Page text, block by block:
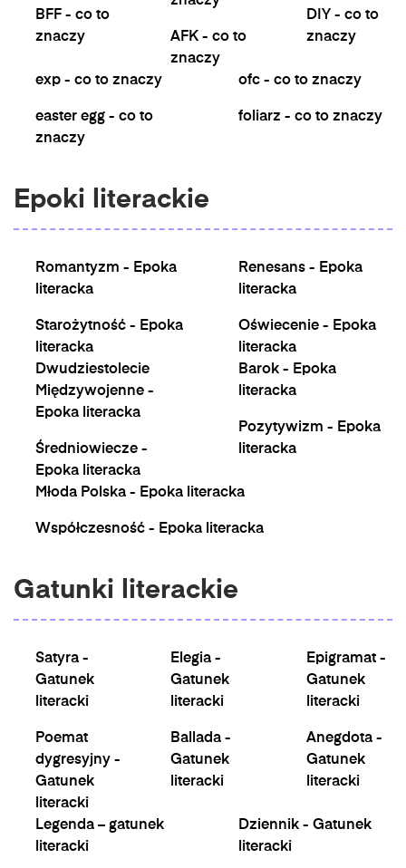
BFF - co to
znaczy
AFK - co to
znaczy
DIY - co to
znaczy
exp - co to znaczy
easter egg - co to
znaczy
ofc - co to znaczy
foliarz - co to znaczy
Epoki literackie
Romantyzm - Epoka
literacka
Starożytność - Epoka
literacka
Renesans - Epoka
literacka
Oświecenie - Epoka
literacka
Dwudziestolecie
Międzywojenne -
Epoka literacka
Średniowiecze -
Epoka literacka
Barok - Epoka
literacka
Pozytywizm - Epoka
literacka
Młoda Polska - Epoka literacka
Współczesność - Epoka literacka
Gatunki literackie
Satyra -
Gatunek
literacki
Poemat
dygresyjny -
Gatunek
literacki
Elegia -
Gatunek
literacki
Ballada -
Gatunek
literacki
Epigramat -
Gatunek
literacki
Anegdota -
Gatunek
literacki
Legenda – gatunek
literacki
Dziennik - Gatunek
literacki